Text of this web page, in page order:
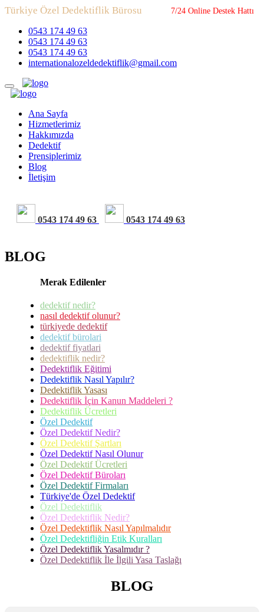
Türkiye Özel Dedektiflik Bürosu 7/24 Online Destek Hattı
0543 174 49 63
0543 174 49 63
0543 174 49 63
internationalozeldedektiflik@gmail.com
Ana Sayfa
Hizmetlerimiz
Hakkımızda
Dedektif
Prensiplerimiz
Blog
İletişim
0543 174 49 63 0543 174 49 63
BLOG
Merak Edilenler
dedektif nedir?
nasıl dedektif olunur?
türkiyede dedektif
dedektif bürolari
dedektif fiyatlari
dedektiflik nedir?
Dedektiflik Eğitimi
Dedektiflik Nasıl Yapılır?
Dedektiflik Yasası
Dedektiflik İçin Kanun Maddeleri ?
Dedektiflik Ücretleri
Özel Dedektif
Özel Dedektif Nedir?
Özel Dedektif Şartları
Özel Dedektif Nasıl Olunur
Özel Dedektif Ücretleri
Özel Dedektif Büroları
Özel Dedektif Firmaları
Türkiye'de Özel Dedektif
Özel Dedektiflik
Özel Dedektiflik Nedir?
Özel Dedektiflik Nasıl Yapılmalıdır
Özel Dedektifliğin Etik Kuralları
Özel Dedektiflik Yasalmıdır ?
Özel Dedektiflik İle İlgili Yasa Taslağı
BLOG